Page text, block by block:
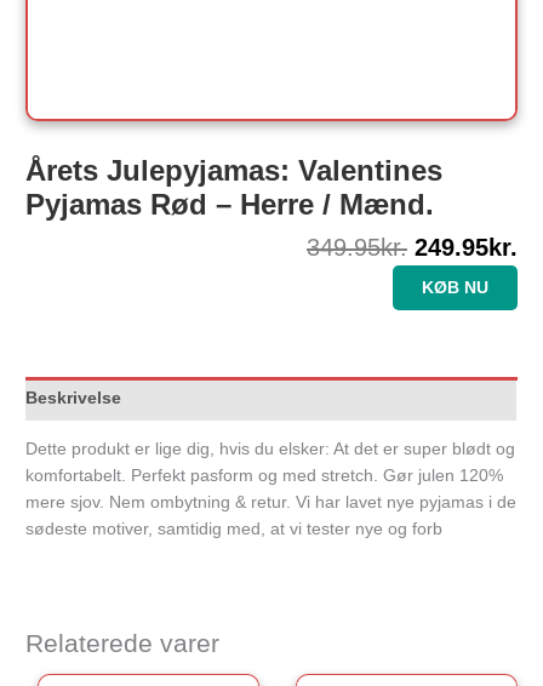
Årets Julepyjamas: Valentines
Pyjamas Rød – Herre / Mænd.
349.95kr. 249.95kr.
KØB NU
Beskrivelse
Dette produkt er lige dig, hvis du elsker: At det er super blødt og
komfortabelt. Perfekt pasform og med stretch. Gør julen 120%
mere sjov. Nem ombytning & retur. Vi har lavet nye pyjamas i de
sødeste motiver, samtidig med, at vi tester nye og forb
Relaterede varer